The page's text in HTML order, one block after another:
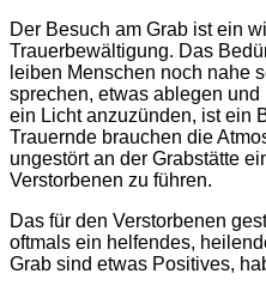
Der Besuch am Grab ist ein
Trauerbewältigung. Das
leiben Menschen noch nahe
sprechen, etwas ablegen
ein Licht anzuzünden, ist ein
Trauernde brauchen die
ungestört an der Grabstätte
Verstorbenen zu führen.
Das für den Verstorbenen
oftmals ein helfendes,
Grab sind etwas Positives,